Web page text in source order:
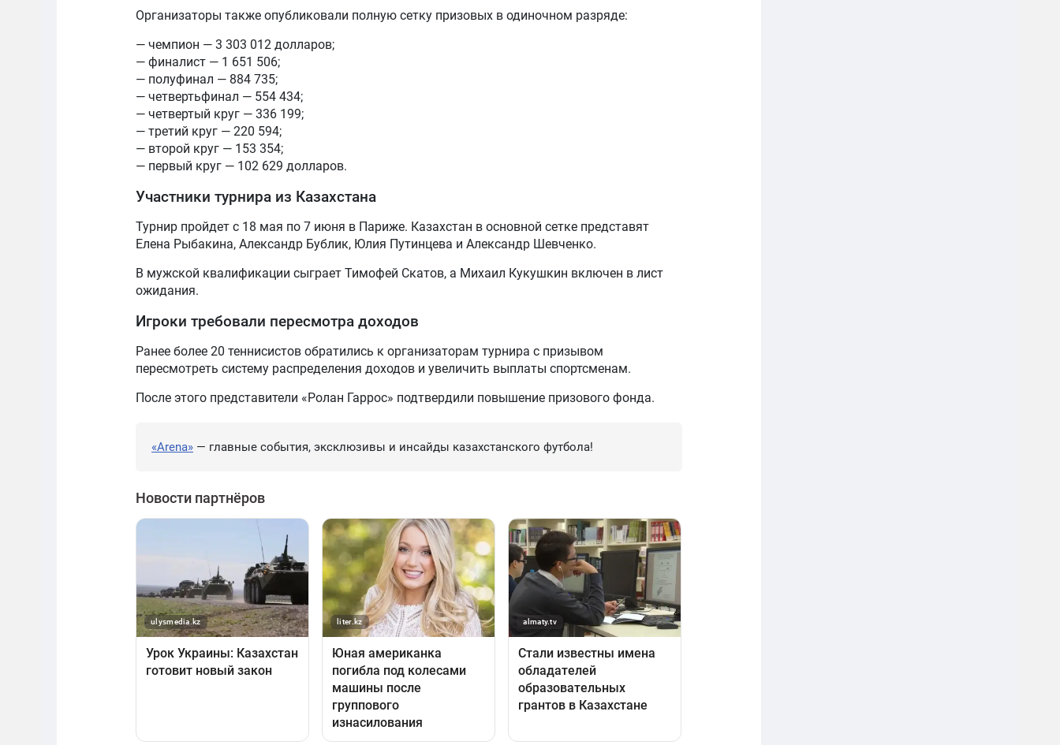
Организаторы также опубликовали полную сетку призовых в одиночном разряде:
— чемпион — 3 303 012 долларов;
— финалист — 1 651 506;
— полуфинал — 884 735;
— четвертьфинал — 554 434;
— четвертый круг — 336 199;
— третий круг — 220 594;
— второй круг — 153 354;
— первый круг — 102 629 долларов.
Участники турнира из Казахстана
Турнир пройдет с 18 мая по 7 июня в Париже. Казахстан в основной сетке представят
Елена Рыбакина, Александр Бублик, Юлия Путинцева и Александр Шевченко.
В мужской квалификации сыграет Тимофей Скатов, а Михаил Кукушкин включен в лист
ожидания.
Игроки требовали пересмотра доходов
Ранее более 20 теннисистов обратились к организаторам турнира с призывом
пересмотреть систему распределения доходов и увеличить выплаты спортсменам.
После этого представители «Ролан Гаррос» подтвердили повышение призового фонда.
«Arena» — главные события, эксклюзивы и инсайды казахстанского футбола!